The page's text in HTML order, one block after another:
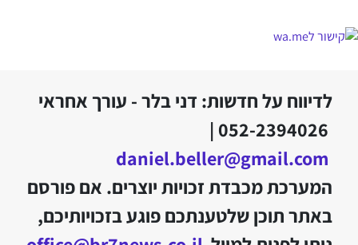
לדיווח על חדשות: דני בלר - עורך אחראי
052-2394026 |
daniel.beller@gmail.com
המערכת מכבדת זכויות יוצרים. אם פורסם
באתר תוכן שלטענתכם פוגע בזכויותיכם,